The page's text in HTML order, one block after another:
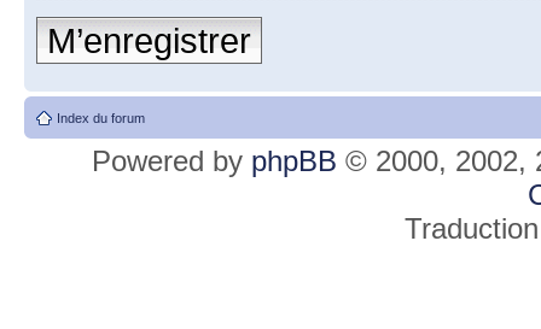
M’enregistrer
Index du forum
Powered by phpBB © 2000, 2002,